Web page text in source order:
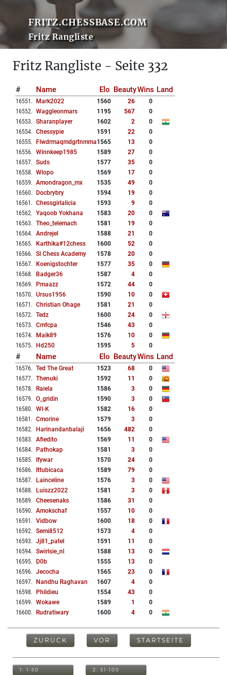
FRITZ.CHESSBASE.COM
Fritz Rangliste
Fritz Rangliste - Seite 332
# Name Elo BeautyWins Land
16551 . Mark2022 1560 26
0
16552. Waggleonmars 1195 567
0
16553. Sharanplayer 1602 2
0
16554. Chessypie 1591 22
0
16555. Flwdrmaqmdgrtnmmak1565 13
0
16556. Winnkeep1985 1589 27
0
16557. Suds 1577 35
0
16558. Wlopo 1569 17
0
16559. Amondragon_mx 1535 49
0
16560. Docbrybry 1594 19
0
16561 . Chessgirlalicia 1593 9
0
16562. Yaqoob Yokhana 1583 20
0
16563. Theo_telemach 1581 19
0
16564. Andrejel 1588 21
0
16565. Karthika#12chess 1600 52
0
16566. Sl Chess Academy 1578 20
0
16567. Koenigstochter 1577 35
0
16568. Badger36 1587 4
0
16569. Pmaazz 1572 44
0
16570. Ursus1956 1590 10
0
16571 . Christian Ohage 1581 21
0
16572. Tedz 1600 24
0
16573. Cmfcpa 1546 43
0
16574. Maik89 1576 10
0
16575. Hd250 1595 5 0
# Name Elo BeautyWins Land
16576. Ted The Great 1523 68
0
16577. Thenuki 1592 11
0
16578. Raiela 1586 3
0
16579. O_gridin 1590 3
0
16580. Wl-K 1582 16
0
16581 . Cmorine 1579 3
0
16582. Harinandanbalaji 1656 482
0
16583. Afiedito 1569 11
0
16584. Pathokap 1581 3
0
16585. Ifywar 1570 24
0
16586. Ittubicaca 1589 79
0
16587. Lainceline 1576 3
0
16588. Luiszz2022 1581 3
0
16589. Cheesenaks 1586 31
0
16590. Amokschaf 1557 10
0
16591 . Vidbow 1600 18
0
16592. Semi8512 1573 4
0
16593. Jj81_patel 1591 11
0
16594. Swirlsie_nl 1588 13
0
16595. D0b 1555 13
0
16596. Jecocha 1565 23
0
16597. Nandhu Raghavan 1607 4
0
16598. Phildieu 1554 43
0
16599. Wokawe 1589 1
0
16600. Rudratiwary 1600 4 0
ZURÜCK VOR STARTSEITE
1: 1-50 2: 51-100